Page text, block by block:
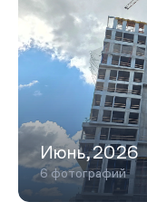
Июнь,2026
6 фотографий